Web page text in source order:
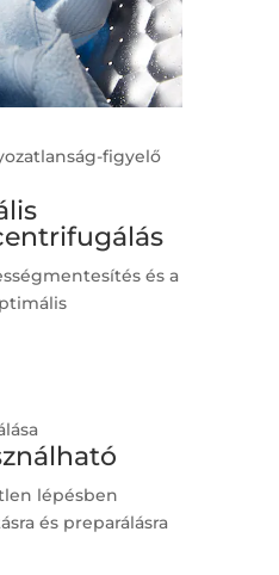
figyelő
és a
lépésben
és preparálásra